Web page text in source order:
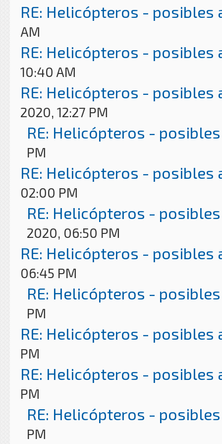
RE: Helicópteros - posibles
AM
RE: Helicópteros - posibles
10:40 AM
RE: Helicópteros - posibles
2020, 12:27 PM
RE: Helicópteros -
PM
RE: Helicópteros - posibles
02:00 PM
RE: Helicópteros -
2020, 06:50 PM
RE: Helicópteros - posibles
06:45 PM
RE: Helicópteros -
PM
RE: Helicópteros - posibles
PM
RE: Helicópteros - posibles
PM
RE: Helicópteros -
PM